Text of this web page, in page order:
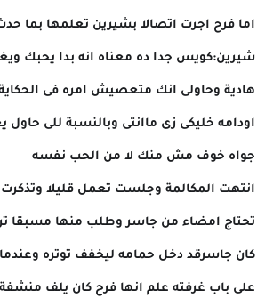
اما فرح اجرت اتصالا بشيرين تعلمها بما
شيرين:كويس جدا ده معناه انه بدا يحبك
هادية وحاولى انك متعصيش امره فى
اودامه خليكى زى ماانتى وبالنسبة للى
جواه خوف مش منك لا من الحب نفسه
انتهت المكالمة وجلست تعمل قليلا
تحتاج امضاء من جاسر وطلب منها مسبقا
كان جاسرقد دخل حمامه ليخفف توتره
على باب غرفته علم انها فرح كان يلف